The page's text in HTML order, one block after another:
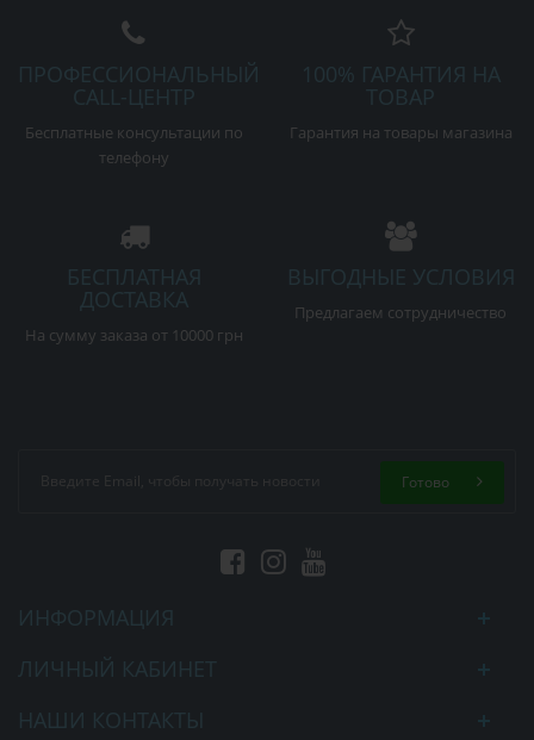
ПРОФЕССИОНАЛЬНЫЙ
CALL-ЦЕНТР
Бесплатные консультации по
телефону
100% ГАРАНТИЯ НА
ТОВАР
Гарантия на товары магазина
БЕСПЛАТНАЯ
ДОСТАВКА
На сумму заказа от 10000 грн
ВЫГОДНЫЕ УСЛОВИЯ
Предлагаем сотрудничество
Готово
ИНФОРМАЦИЯ
ЛИЧНЫЙ КАБИНЕТ
НАШИ КОНТАКТЫ